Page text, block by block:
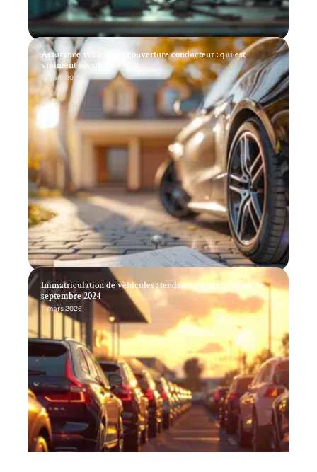
Assurance véhicule et couverture conducteur : qui est
vraiment assuré ?
11 mars 2026
Immatriculation de véhicules : tendances et statistiques de
septembre 2024
11 mars 2026